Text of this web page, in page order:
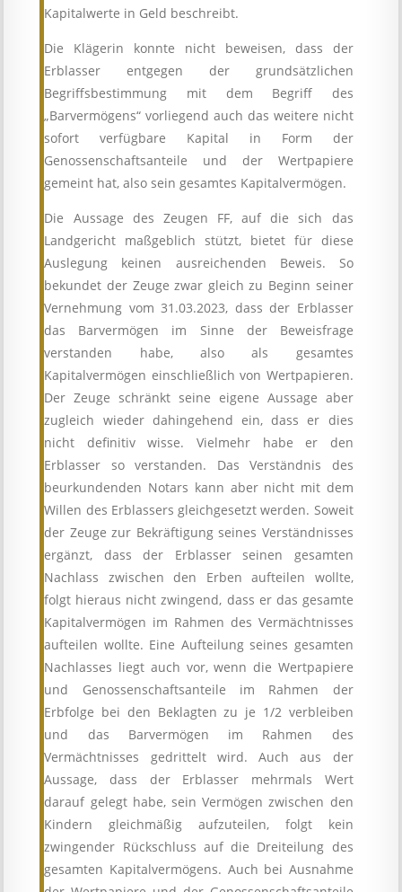
Kapitalwerte in Geld beschreibt.
Die Klägerin konnte nicht beweisen, dass der
Erblasser entgegen der grundsätzlichen
Begriffsbestimmung mit dem Begriff des
„Barvermögens“ vorliegend auch das weitere nicht
sofort verfügbare Kapital in Form der
Genossenschaftsanteile und der Wertpapiere
gemeint hat, also sein gesamtes Kapitalvermögen.
Die Aussage des Zeugen FF, auf die sich das
Landgericht maßgeblich stützt, bietet für diese
Auslegung keinen ausreichenden Beweis. So
bekundet der Zeuge zwar gleich zu Beginn seiner
Vernehmung vom 31.03.2023, dass der Erblasser
das Barvermögen im Sinne der Beweisfrage
verstanden habe, also als gesamtes
Kapitalvermögen einschließlich von Wertpapieren.
Der Zeuge schränkt seine eigene Aussage aber
zugleich wieder dahingehend ein, dass er dies
nicht definitiv wisse. Vielmehr habe er den
Erblasser so verstanden. Das Verständnis des
beurkundenden Notars kann aber nicht mit dem
Willen des Erblassers gleichgesetzt werden. Soweit
der Zeuge zur Bekräftigung seines Verständnisses
ergänzt, dass der Erblasser seinen gesamten
Nachlass zwischen den Erben aufteilen wollte,
folgt hieraus nicht zwingend, dass er das gesamte
Kapitalvermögen im Rahmen des Vermächtnisses
aufteilen wollte. Eine Aufteilung seines gesamten
Nachlasses liegt auch vor, wenn die Wertpapiere
und Genossenschaftsanteile im Rahmen der
Erbfolge bei den Beklagten zu je 1/2 verbleiben
und das Barvermögen im Rahmen des
Vermächtnisses gedrittelt wird. Auch aus der
Aussage, dass der Erblasser mehrmals Wert
darauf gelegt habe, sein Vermögen zwischen den
Kindern gleichmäßig aufzuteilen, folgt kein
zwingender Rückschluss auf die Dreiteilung des
gesamten Kapitalvermögens. Auch bei Ausnahme